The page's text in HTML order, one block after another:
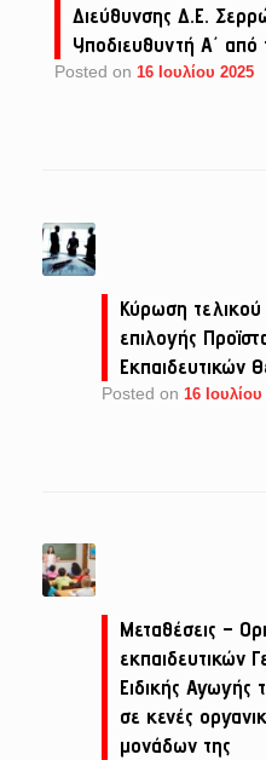
Διεύθυνσης Δ.Ε.
Υποδιευθυντή Α΄
Posted on 16 Ιουλίου 2025
Κύρωση τελικού
επιλογής
Εκπαιδευτικών
Posted on 16
Μεταθέσεις –
εκπαιδευτικών
Ειδικής
σε κενές
μονάδων της